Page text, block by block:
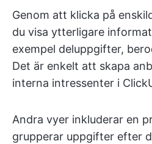
Genom att klicka på
du visa ytterligare
exempel deluppgifter,
Det är enkelt att skapa
interna intressenter i
Andra vyer inkluderar en
grupperar uppgifter efter